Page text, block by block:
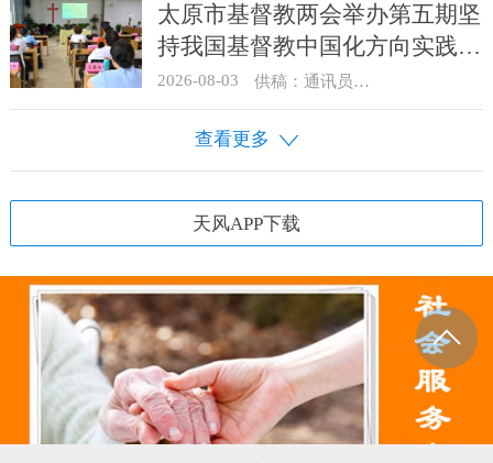
太原市基督教两会举办第五期坚
持我国基督教中国化方向实践能
力专题培训
2026-08-03 供稿：通讯员 王建春 摄影：史爱梅
查看更多
天风APP下载